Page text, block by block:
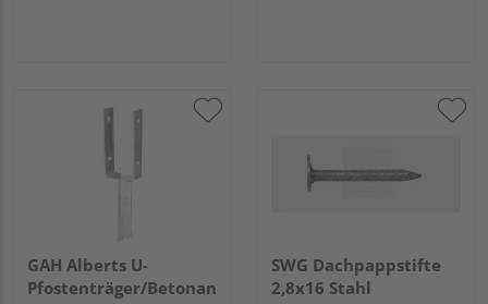
GAH Alberts U-
Pfostenträger/Betonanker
SWG Dachpappstifte
2,8x16 Stahl